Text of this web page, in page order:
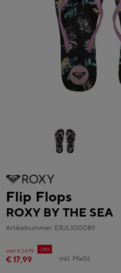
Flip Flops
ROXY BY THE SEA
Artikelnummer: ERJL100089
statt € 24,99 -28%
€ 17,99 inkl. MwSt.